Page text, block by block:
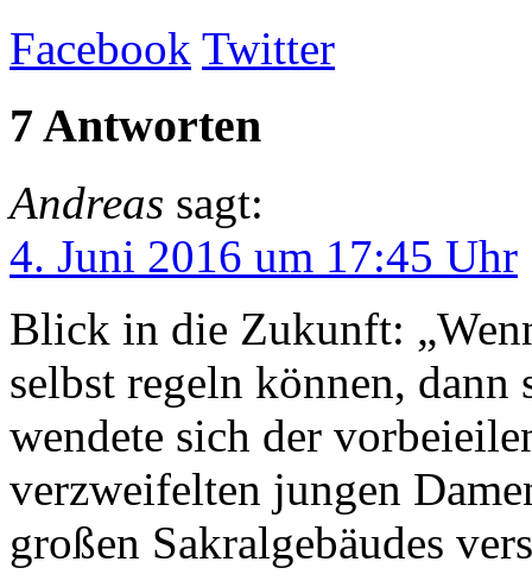
Facebook Twitter
7 Antworten
Andreas sagt:
4. Juni 2016 um 17:45 Uhr
Blick in die Zukunft:
selbst regeln können, dann
wendete sich der
verzweifelten jungen
großen Sakralgebäudes